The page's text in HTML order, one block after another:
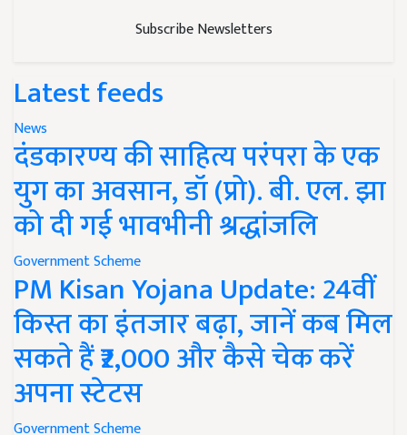
Subscribe Newsletters
Latest feeds
News
दंडकारण्य की साहित्य परंपरा के एक
युग का अवसान, डॉ (प्रो). बी. एल. झा
को दी गई भावभीनी श्रद्धांजलि
Government Scheme
PM Kisan Yojana Update: 24वीं
किस्त का इंतजार बढ़ा, जानें कब मिल
सकते हैं ₹2,000 और कैसे चेक करें
अपना स्टेटस
Government Scheme